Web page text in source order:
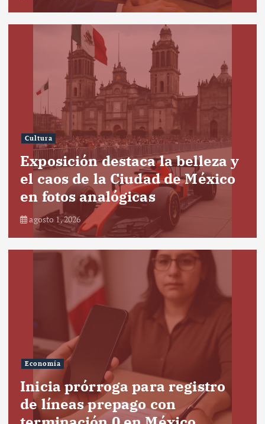
Cultura
Exposición destaca la belleza y
el caos de la Ciudad de México
en fotos analógicas
agosto 1, 2026
Economía
Inicia prórroga para registro
de líneas prepago con